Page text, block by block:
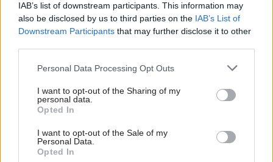
IAB’s list of downstream participants. This information may
also be disclosed by us to third parties on the IAB’s List of
Downstream Participants that may further disclose it to other
Please note that this website/app uses one or more Google
not limited to your visit or usage behaviour. You may click to
grant or deny consent to Google and its third-party tags to
use your data for below specified purposes in below Google
consent section.
Personal Data Processing Opt Outs
I want to opt-out of the Sharing of my
personal data.
Opted In
I want to opt-out of the Sale of my
Personal Data.
Opted In
Tagy: stavebné sporenie úvery na bývanie
Zdieľať článok